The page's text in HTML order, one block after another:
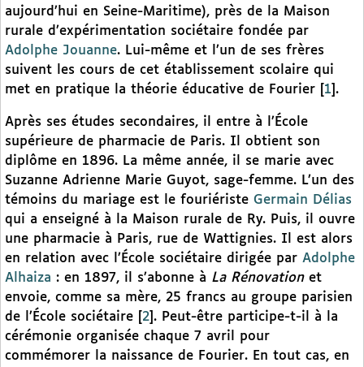
aujourd’hui en Seine-Maritime), près de la Maison
rurale d’expérimentation sociétaire fondée par
Adolphe Jouanne. Lui-même et l’un de ses frères
suivent les cours de cet établissement scolaire qui
met en pratique la théorie éducative de Fourier
1 .
Après ses études secondaires, il entre à l’École
supérieure de pharmacie de Paris. Il obtient son
diplôme en 1896. La même année, il se marie avec
Suzanne Adrienne Marie Guyot, sage-femme. L’un des
témoins du mariage est le fouriériste Germain Délias
qui a enseigné à la Maison rurale de Ry. Puis, il ouvre
une pharmacie à Paris, rue de Wattignies. Il est alors
en relation avec l’École sociétaire dirigée par Adolphe
Alhaiza : en 1897, il s’abonne à La Rénovationet
envoie, comme sa mère, 25 francs au groupe parisien
de l’École sociétaire
2 . Peut-être participe-t-il à la
cérémonie organisée chaque 7 avril pour
commémorer la naissance de Fourier. En tout cas, en